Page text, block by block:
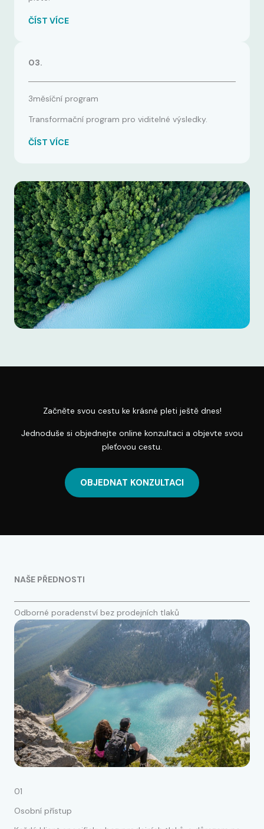
ČÍST VÍCE
03.
3měsíční program
Transformační program pro viditelné výsledky.
ČÍST VÍCE
Začněte svou cestu ke krásné pleti ještě dnes!
Jednoduše si objednejte online konzultaci a objevte svou
pleťovou cestu.
OBJEDNAT KONZULTACI
NAŠE PŘEDNOSTI
Odborné poradenství bez prodejních tlaků
01
Osobní přístup